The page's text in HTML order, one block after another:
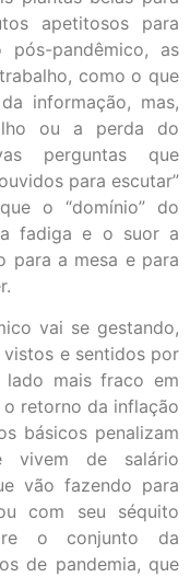
apetitosos para
pós-pandêmico, as
como o que
informação, mas,
ou a perda do
perguntas que
para escutar”
o “domínio” do
fadiga e o suor a
para a mesa e para
vai se gestando,
e sentidos por
lado mais fraco em
retorno da inflação
básicos penalizam
vivem de salário
vão fazendo para
com seu séquito
o conjunto da
de pandemia, que